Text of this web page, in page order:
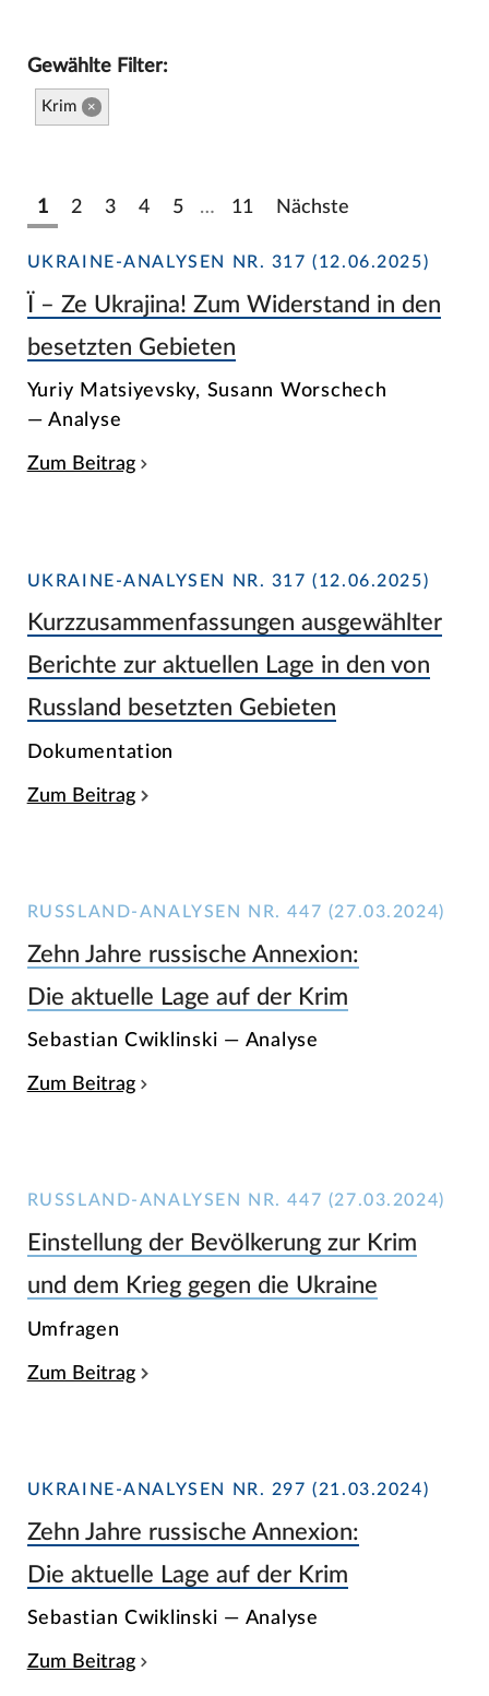
Gewählte Filter:
Krim ×
1 2 3 4 5 … 11 Nächste
UKRAINE-ANALYSEN NR. 317 (12.06.2025)
Ϊ – Ze Ukrajina! Zum Widerstand in den
besetzten Gebieten
Yuriy Matsiyevsky, Susann Worschech
— Analyse
Zum Beitrag
UKRAINE-ANALYSEN NR. 317 (12.06.2025)
Kurzzusammenfassungen ausgewählter
Berichte zur aktuellen Lage in den von
Russland besetzten Gebieten
Dokumentation
Zum Beitrag
RUSSLAND-ANALYSEN NR. 447 (27.03.2024)
Zehn Jahre russische Annexion:
Die aktuelle Lage auf der Krim
Sebastian Cwiklinski — Analyse
Zum Beitrag
RUSSLAND-ANALYSEN NR. 447 (27.03.2024)
Einstellung der Bevölkerung zur Krim
und dem Krieg gegen die Ukraine
Umfragen
Zum Beitrag
UKRAINE-ANALYSEN NR. 297 (21.03.2024)
Zehn Jahre russische Annexion:
Die aktuelle Lage auf der Krim
Sebastian Cwiklinski — Analyse
Zum Beitrag